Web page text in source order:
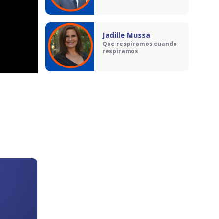
Jadille Mussa
Que respiramos cuando
respiramos